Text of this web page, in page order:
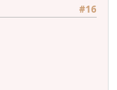
#16